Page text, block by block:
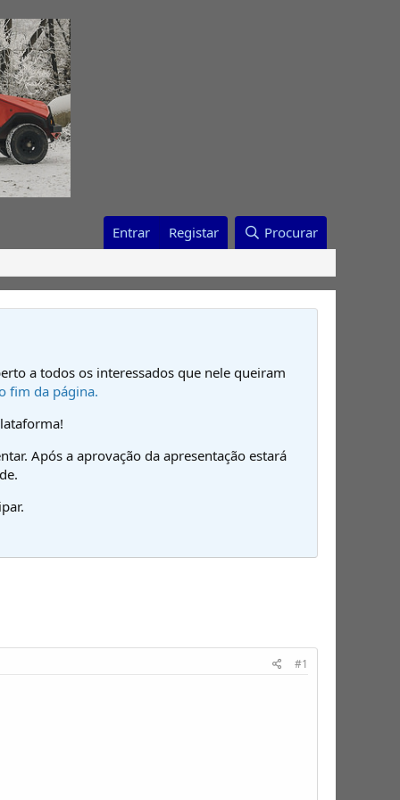
Entrar Registar Procurar
a todos os interessados que nele queiram
fim da página.
Após a aprovação da apresentação estará
#1